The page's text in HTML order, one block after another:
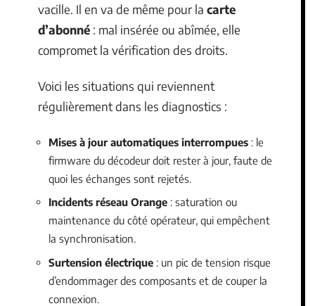
vacille. Il en va de même pour la carte
d’abonné : mal insérée ou abîmée, elle
compromet la vérification des droits.
Voici les situations qui reviennent
régulièrement dans les diagnostics :
Mises à jour automatiques interrompues : le
firmware du décodeur doit rester à jour, faute de
quoi les échanges sont rejetés.
Incidents réseau Orange : saturation ou
maintenance du côté opérateur, qui empêchent
la synchronisation.
Surtension électrique : un pic de tension risque
d’endommager des composants et de couper la
connexion.